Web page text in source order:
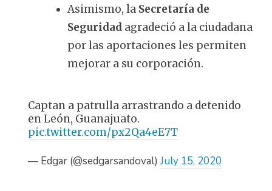
Asimismo, la Secretaría de
Seguridad agradeció a la ciudadana
por las aportaciones les permiten
mejorar a su corporación.
Captan a patrulla arrastrando a detenido
en León, Guanajuato.
pic.twitter.com/px2Qa4eE7T
— Edgar (@sedgarsandoval) July 15, 2020